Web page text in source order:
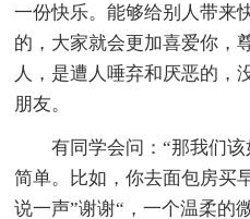
一份快乐。能够给别人带来
的，大家就会更加喜爱你，
人，是遭人唾弃和厌恶的，
朋友。
有同学会问：“那我们
简单。比如，你去面包房买
说一声”谢谢“，一个温柔的